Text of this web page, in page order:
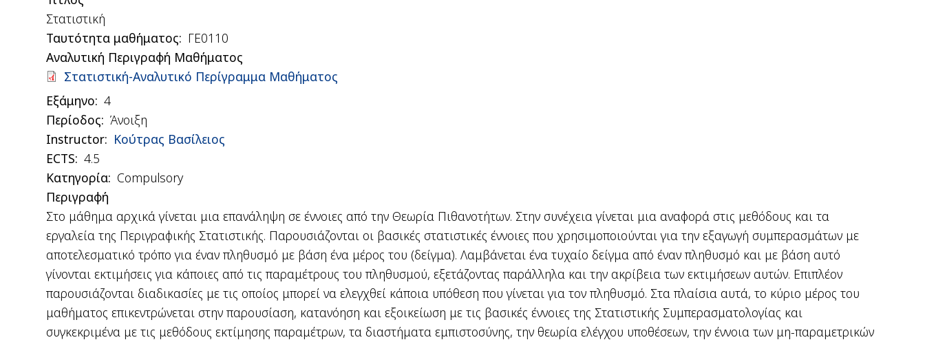
Στατιστική
Ταυτότητα μαθήματος
ΓΕ0110
Αναλυτική Περιγραφή Μαθήματος
Document
Στατιστική-Αναλυτικό Περίγραμμα Μαθήματος
Εξάμηνο 4
Περίοδος Άνοιξη
Instructor
Κούτρας Βασίλειος
ΕCTS 4.5
Κατηγορία Compulsory
Περιγραφή
Στο μάθημα αρχικά γίνεται μια επανάληψη σε έννοιες από την Θεωρία Πιθανοτήτων. Στην συνέχεια γίνεται μια αναφορά στις μεθόδους και τα
εργαλεία της Περιγραφικής Στατιστικής. Παρουσιάζονται οι βασικές στατιστικές έννοιες που χρησιμοποιούνται για την εξαγωγή συμπερασμάτων με
αποτελεσματικό τρόπο για έναν πληθυσμό με βάση ένα μέρος του (δείγμα). Λαμβάνεται ένα τυχαίο δείγμα από έναν πληθυσμό και με βάση αυτό
γίνονται εκτιμήσεις για κάποιες από τις παραμέτρους του πληθυσμού, εξετάζοντας παράλληλα και την ακρίβεια των εκτιμήσεων αυτών. Επιπλέον
παρουσιάζονται διαδικασίες με τις οποίος μπορεί να ελεγχθεί κάποια υπόθεση που γίνεται για τον πληθυσμό. Στα πλαίσια αυτά, το κύριο μέρος του
μαθήματος επικεντρώνεται στην παρουσίαση, κατανόηση και εξοικείωση με τις βασικές έννοιες της Στατιστικής Συμπερασματολογίας και
συγκεκριμένα με τις μεθόδους εκτίμησης παραμέτρων, τα διαστήματα εμπιστοσύνης, την θεωρία ελέγχου υποθέσεων, την έννοια των μη-παραμετρικών